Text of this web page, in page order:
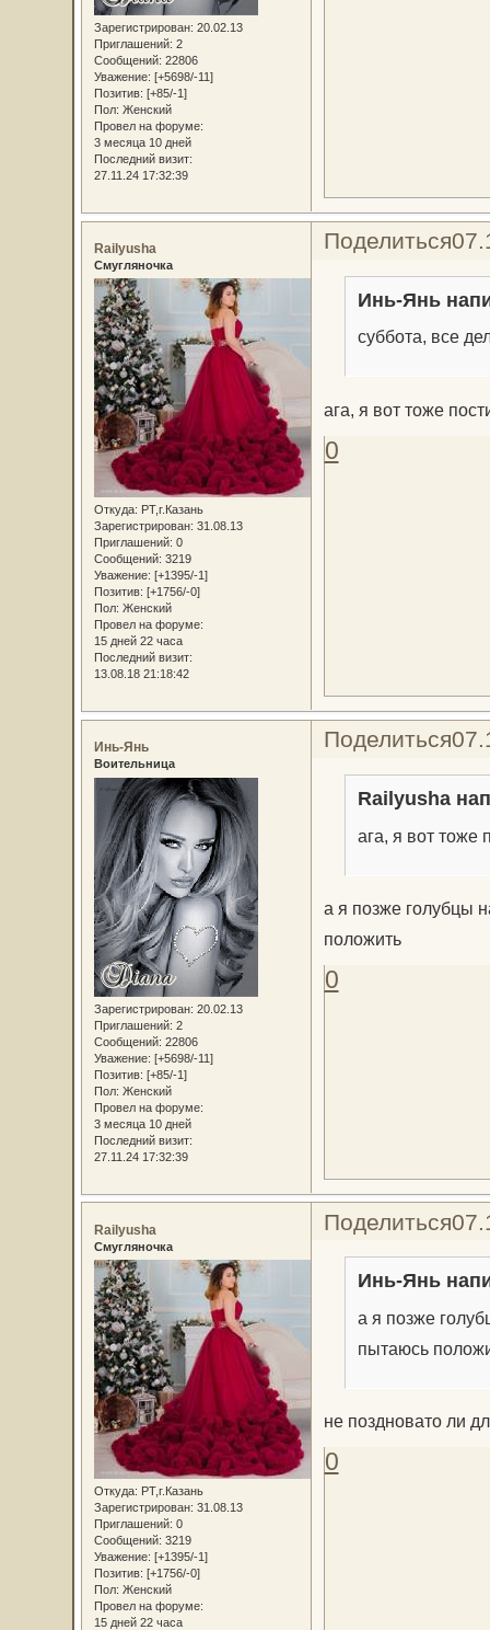
Зарегистрирован: 20.02.13
Приглашений: 2
Сообщений: 22806
Уважение: [+5698/-11]
Позитив: [+85/-1]
Пол: Женский
Провел на форуме:
3 месяца 10 дней
Последний визит:
27.11.24 17:32:39
Поделиться
Railyusha
Смугляночка
Откуда: РТ,г.Казань
Зарегистрирован: 31.08.13
Приглашений: 0
Сообщений: 3219
Уважение: [+1395/-1]
Позитив: [+1756/-0]
Пол: Женский
Провел на форуме:
15 дней 22 часа
Последний визит:
13.08.18 21:18:42
Инь-Янь
суббота, все
ага, я вот тоже
0
Поделиться
Инь-Янь
Воительница
Зарегистрирован: 20.02.13
Приглашений: 2
Сообщений: 22806
Уважение: [+5698/-11]
Позитив: [+85/-1]
Пол: Женский
Провел на форуме:
3 месяца 10 дней
Последний визит:
27.11.24 17:32:39
Railyusha
ага, я вот тоже
а я позже голубцы
положить
0
Поделиться
Railyusha
Смугляночка
Откуда: РТ,г.Казань
Зарегистрирован: 31.08.13
Приглашений: 0
Сообщений: 3219
Уважение: [+1395/-1]
Позитив: [+1756/-0]
Пол: Женский
Провел на форуме:
15 дней 22 часа
Инь-Янь
а я позже
пытаюсь
не поздновато ли
0